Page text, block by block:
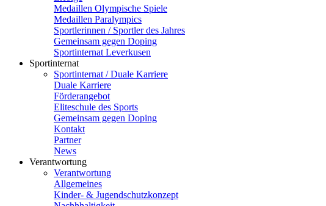
Medaillen Olympische Spiele
Medaillen Paralympics
Sportlerinnen / Sportler des Jahres
Gemeinsam gegen Doping
Sportinternat Leverkusen
Sportinternat
Sportinternat / Duale Karriere
Duale Karriere
Förderangebot
Eliteschule des Sports
Gemeinsam gegen Doping
Kontakt
Partner
News
Verantwortung
Verantwortung
Allgemeines
Kinder- & Jugendschutzkonzept